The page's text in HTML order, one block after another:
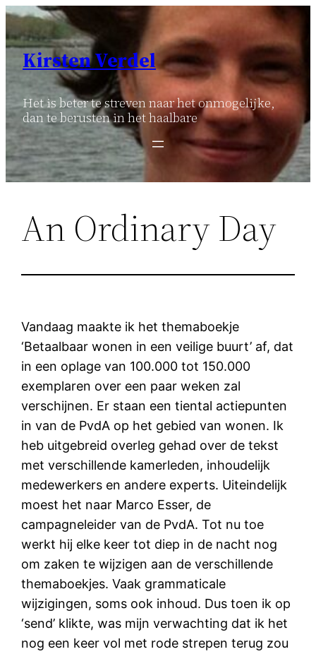
Ga
naar
inhoud
Kirsten Verdel
Het is beter te streven naar het onmogelijke,
dan te berusten in het haalbare
An Ordinary Day
Vandaag maakte ik het themaboekje
‘Betaalbaar wonen in een veilige buurt’ af, dat
in een oplage van 100.000 tot 150.000
exemplaren over een paar weken zal
verschijnen. Er staan een tiental actiepunten
in van de PvdA op het gebied van wonen. Ik
heb uitgebreid overleg gehad over de tekst
met verschillende kamerleden, inhoudelijk
medewerkers en andere experts. Uiteindelijk
moest het naar Marco Esser, de
campagneleider van de PvdA. Tot nu toe
werkt hij elke keer tot diep in de nacht nog
om zaken te wijzigen aan de verschillende
themaboekjes. Vaak grammaticale
wijzigingen, soms ook inhoud. Dus toen ik op
‘send’ klikte, was mijn verwachting dat ik het
nog een keer vol met rode strepen terug zou